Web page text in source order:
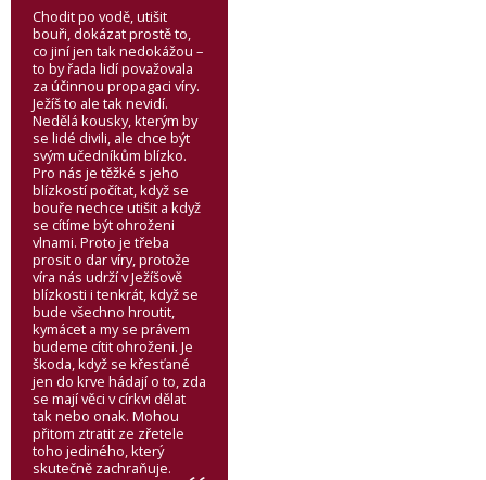
Chodit po vodě, utišit
bouři, dokázat prostě to,
co jiní jen tak nedokážou –
to by řada lidí považovala
za účinnou propagaci víry.
Ježíš to ale tak nevidí.
Nedělá kousky, kterým by
se lidé divili, ale chce být
svým učedníkům blízko.
Pro nás je těžké s jeho
blízkostí počítat, když se
bouře nechce utišit a když
se cítíme být ohroženi
vlnami. Proto je třeba
prosit o dar víry, protože
víra nás udrží v Ježíšově
blízkosti i tenkrát, když se
bude všechno hroutit,
kymácet a my se právem
budeme cítit ohroženi. Je
škoda, když se křesťané
jen do krve hádají o to, zda
se mají věci v církvi dělat
tak nebo onak. Mohou
přitom ztratit ze zřetele
toho jediného, který
skutečně zachraňuje.